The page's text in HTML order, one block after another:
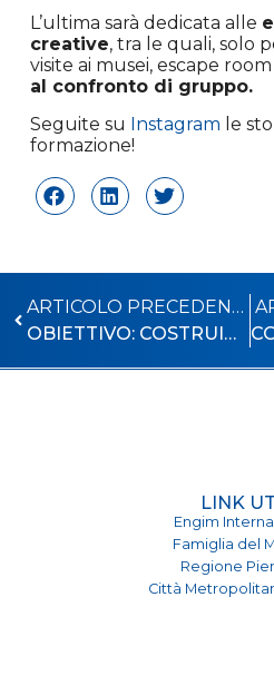
L’ultima sarà dedicata alle
creative, tra le quali, solo
visite ai musei, escape
al confronto di gruppo.
Seguite su Instagram le
formazione!
ARTICOLO PRECEDENTE
OBIETTIVO: COSTRUIRE INCLUSIONE
LINK
Engim
Famiglia del
Regione
Città